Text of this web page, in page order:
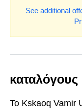
See additional
καταλόγους
Το Kskaoq Vamir